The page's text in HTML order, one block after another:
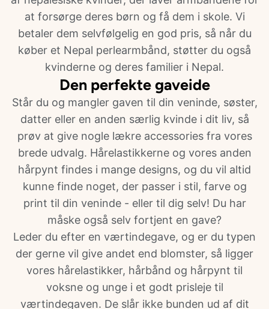
at forsørge deres børn og få dem i skole. Vi
betaler dem selvfølgelig en god pris, så når du
køber et Nepal perlearmbånd, støtter du også
kvinderne og deres familier i Nepal.
Den perfekte gaveide
Står du og mangler gaven til din veninde, søster,
datter eller en anden særlig kvinde i dit liv, så
prøv at give nogle lækre accessories fra vores
brede udvalg. Hårelastikkerne og vores anden
hårpynt findes i mange designs, og du vil altid
kunne finde noget, der passer i stil, farve og
print til din veninde - eller til dig selv! Du har
måske også selv fortjent en gave?
Leder du efter en værtindegave, og er du typen
der gerne vil give andet end blomster, så ligger
vores hårelastikker, hårbånd og hårpynt til
voksne og unge i et godt prisleje til
værtindegaven. De slår ikke bunden ud af dit